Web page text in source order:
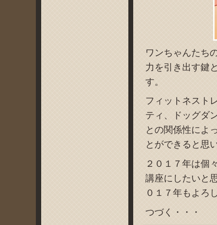
ワンちゃんたち
力を引き出す鍵
す。
フィットネスト
ティ、ドッグダ
との関係性によ
とができると思
２０１７年は個
講座にしたいと
０１７年もよろ
つづく・・・